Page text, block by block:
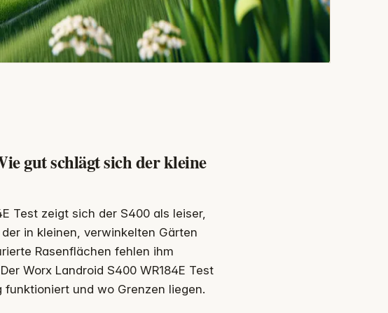
gut schlägt sich der kleine
Test zeigt sich der S400 als leiser,
in kleinen, verwinkelten Gärten
Rasenflächen fehlen ihm
Worx Landroid S400 WR184E Test
und wo Grenzen liegen.